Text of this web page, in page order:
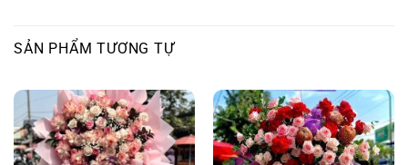
SẢN PHẨM TƯƠNG TỰ